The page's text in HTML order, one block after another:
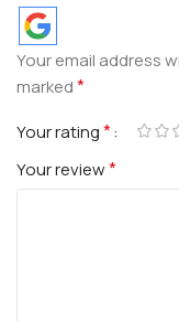
Your email address
marked*
Your rating*
Your review*